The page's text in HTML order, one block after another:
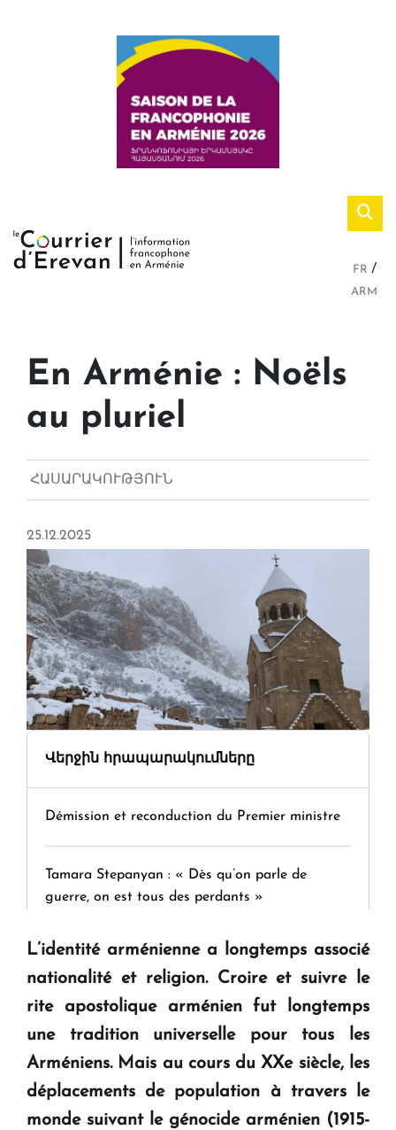
FR
ARM
En Arménie : Noëls
au pluriel
ՀԱՍԱՐԱԿՈՒԹՅՈՒՆ
25.12.2025
Վերջին հրապարակումները
Démission et reconduction du Premier ministre
Tamara Stepanyan : « Dès qu’on parle de
guerre, on est tous des perdants »
" Tant qu'il n'existe pas d'alternative concrète, la
question d'un référendum ne se pose pas. "
KASA : 30 ans d'audace, de résilience et d'avenir
en Arménie
Le premier hôtel Hyatt Regency d'Arménie
L’identité arménienne a longtemps associé
nationalité et religion. Croire et suivre le
rite apostolique arménien fut longtemps
une tradition universelle pour tous les
Arméniens. Mais au cours du XXe siècle, les
déplacements de population à travers le
monde suivant le génocide arménien (1915-